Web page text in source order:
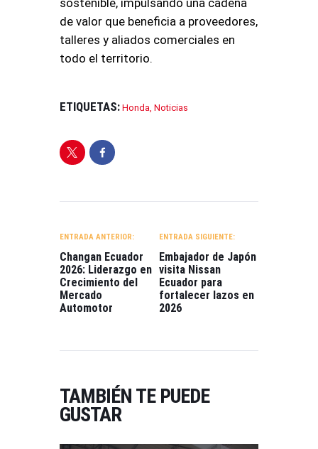
sostenible, impulsando una cadena
de valor que beneficia a proveedores,
talleres y aliados comerciales en
todo el territorio.
ETIQUETAS: Honda, Noticias
ENTRADAS
ENTRADA ANTERIOR:
Changan Ecuador
2026: Liderazgo en
Crecimiento del
Mercado
Automotor
ENTRADA SIGUIENTE:
Embajador de Japón
visita Nissan
Ecuador para
fortalecer lazos en
2026
TAMBIÉN TE PUEDE
GUSTAR